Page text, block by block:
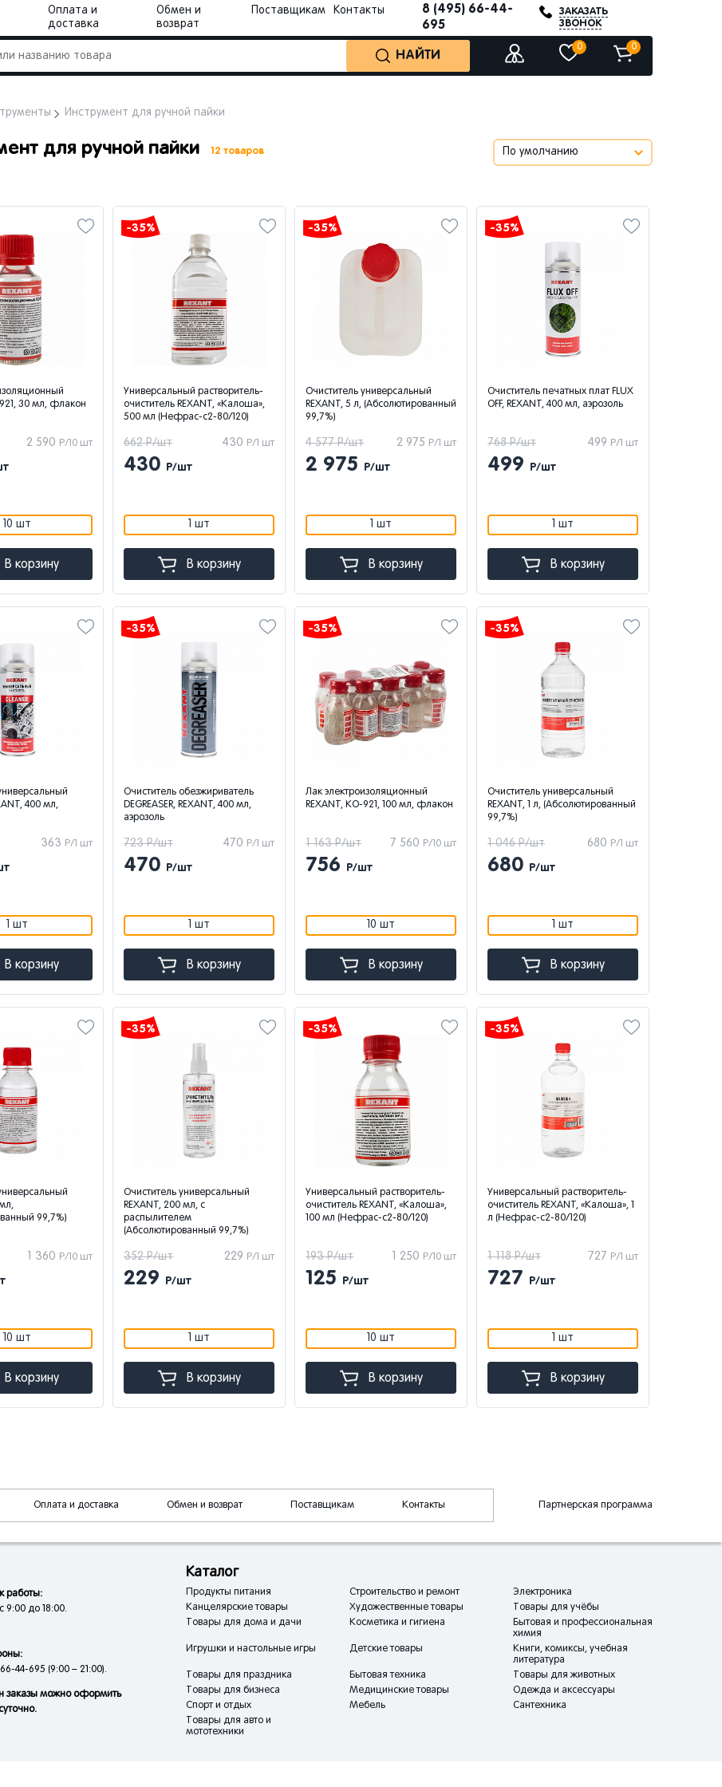
Оплата и
доставка
Обмен и
возврат
Поставщикам Контакты
8 (495) 66-44-
695
ЗАКАЗАТЬ
ЗВОНОК
НАЙТИ
0 0
Инструмент для ручной пайки
для ручной пайки 12 товаров
921, 30 мл, флакон
2 590 Р/10 шт
10 шт
В корзину
-35%
Универсальный растворитель-
очиститель REXANT, «Калоша»,
500 мл (Нефрас-с2-80/120)
430 Р/1 шт
662 Р/шт
430 Р/шт
1 шт
В корзину
-35%
Очиститель универсальный
REXANT, 5 л, (Абсолютированный
99,7%)
2 975 Р/1 шт
4 577 Р/шт
2 975 Р/шт
1 шт
В корзину
-35%
Очиститель печатных плат FLUX
OFF, REXANT, 400 мл, аэрозоль
499 Р/1 шт
768 Р/шт
499 Р/шт
1 шт
В корзину
400 мл,
363 Р/1 шт
1 шт
В корзину
-35%
Очиститель обезжириватель
DEGREASER, REXANT, 400 мл,
аэрозоль
470 Р/1 шт
723 Р/шт
470 Р/шт
1 шт
В корзину
-35%
Лак электроизоляционный
REXANT, KO-921, 100 мл, флакон
7 560 Р/10 шт
1 163 Р/шт
756 Р/шт
10 шт
В корзину
-35%
Очиститель универсальный
REXANT, 1 л, (Абсолютированный
99,7%)
680 Р/1 шт
1 046 Р/шт
680 Р/шт
1 шт
В корзину
99,7%)
1 360 Р/10 шт
10 шт
В корзину
-35%
Очиститель универсальный
REXANT, 200 мл, с
распылителем
(Абсолютированный 99,7%)
229 Р/1 шт
352 Р/шт
229 Р/шт
1 шт
В корзину
-35%
Универсальный растворитель-
очиститель REXANT, «Калоша»,
100 мл (Нефрас-с2-80/120)
1 250 Р/10 шт
193 Р/шт
125 Р/шт
10 шт
В корзину
-35%
Универсальный растворитель-
очиститель REXANT, «Калоша», 1
л (Нефрас-с2-80/120)
727 Р/1 шт
1 118 Р/шт
727 Р/шт
1 шт
В корзину
Оплата и доставка Обмен и возврат Поставщикам Контакты Партнерская программа
работы:
9:00 до 18:00.
44-695 (9:00 – 21:00).
заказы можно оформить
Каталог
Продукты питания Строительство и ремонт
Электроника
Канцелярские товары
Художественные товары
Товары для учёбы
Товары для дома и дачи
Косметика и гигиена
Бытовая и профессиональная
химия
Игрушки и настольные игры
Детские товары
Книги, комиксы, учебная
литература
Товары для праздника
Бытовая техника
Товары для животных
Товары для бизнеса
Медицинские товары
Одежда и аксессуары
Спорт и отдых
Мебель
Сантехника
Товары для авто и
мототехники